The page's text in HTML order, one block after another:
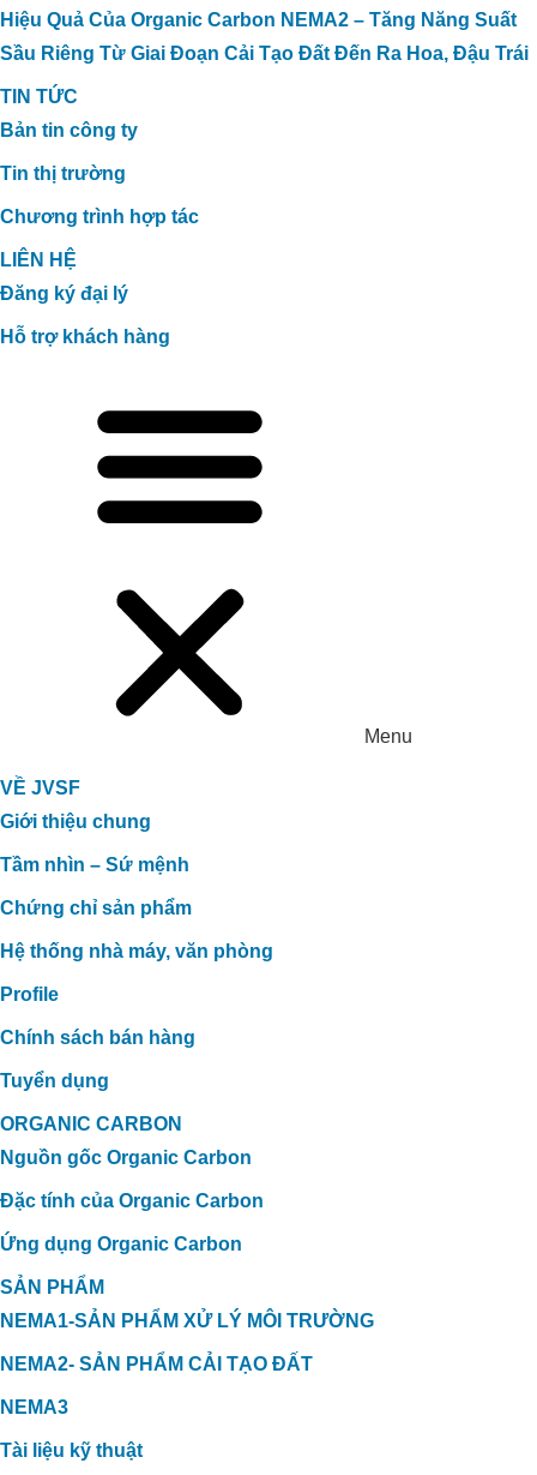
Hiệu Quả Của Organic Carbon NEMA2 – Tăng Năng Suất
Sầu Riêng Từ Giai Đoạn Cải Tạo Đất Đến Ra Hoa, Đậu Trái
TIN TỨC
Bản tin công ty
Tin thị trường
Chương trình hợp tác
LIÊN HỆ
Đăng ký đại lý
Hỗ trợ khách hàng
Menu
VỀ JVSF
Giới thiệu chung
Tầm nhìn – Sứ mệnh
Chứng chỉ sản phẩm
Hệ thống nhà máy, văn phòng
Profile
Chính sách bán hàng
Tuyển dụng
ORGANIC CARBON
Nguồn gốc Organic Carbon
Đặc tính của Organic Carbon
Ứng dụng Organic Carbon
SẢN PHẨM
NEMA1-SẢN PHẨM XỬ LÝ MÔI TRƯỜNG
NEMA2- SẢN PHẨM CẢI TẠO ĐẤT
NEMA3
Tài liệu kỹ thuật